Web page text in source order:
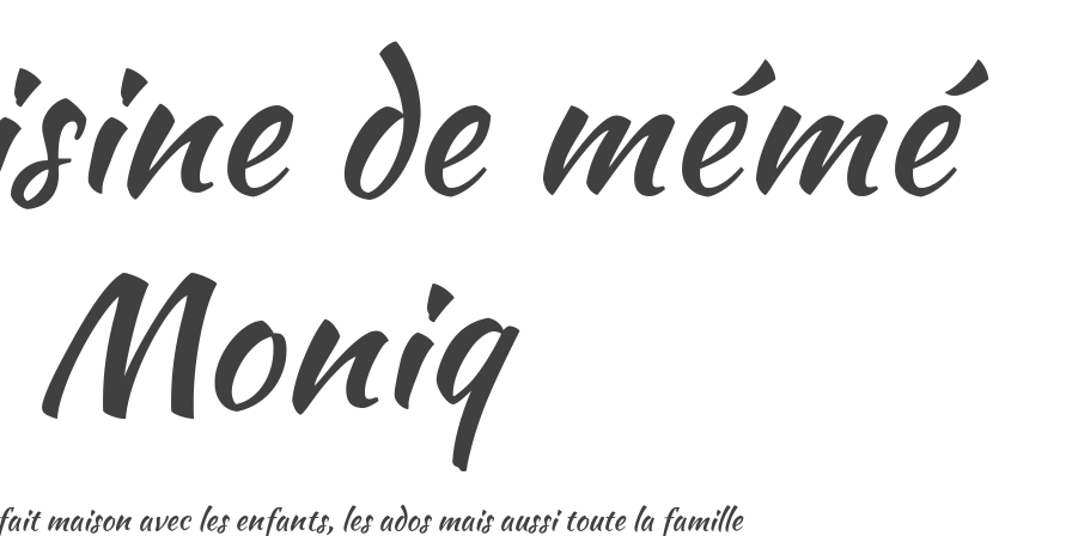
de mémé
Moniq
maison avec les enfants, les ados mais aussi toute la famille